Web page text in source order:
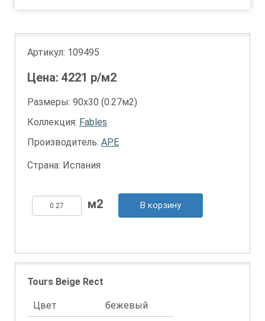
Артикул: 109495
Цена: 4221 р/м2
Размеры: 90х30 (0.27м2)
Коллекция: Fables
Производитель: APE
Страна: Испания
В корзину
Tours Beige Rect
Цвет
бежевый